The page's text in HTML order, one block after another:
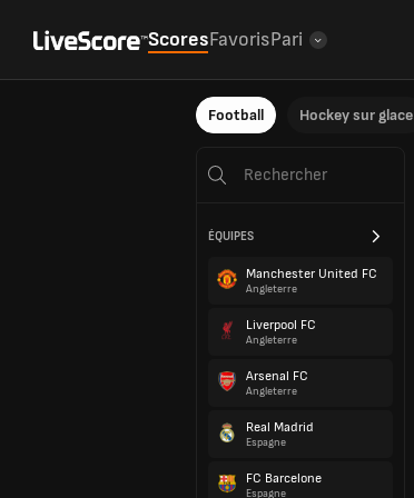
ScoresFavorisPari
Football Hockey sur glace
ÉQUIPES
Manchester United FC
Angleterre
Liverpool FC
Angleterre
Arsenal FC
Angleterre
Real Madrid
Espagne
FC Barcelone
Espagne